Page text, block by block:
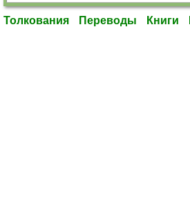
Толкования Переводы Книги